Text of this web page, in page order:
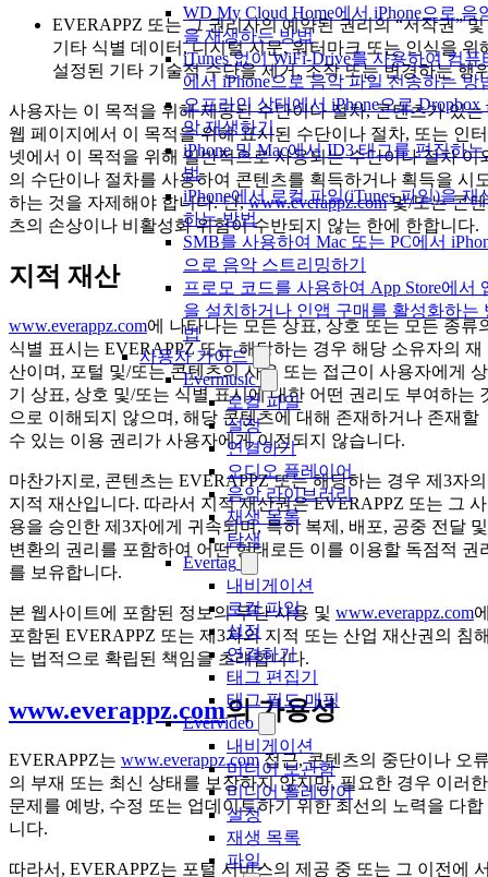
WD My Cloud Home에서 iPhone으로 음
을 재생하는 방법
iTunes 없이 WiFi-Drive를 사용하여 컴퓨
에서 iPhone으로 음악 파일 전송하는 방
오프라인 상태에서 iPhone으로 Dropbox
악 재생하기
iPhone 및 Mac에서 ID3 태그를 편집하
법
iPhone에서 로컬 파일(iTunes 파일)을 재
하는 방법
SMB를 사용하여 Mac 또는 PC에서
으로 음악 스트리밍하기
프로모 코드를 사용하여 App Store에서
을 설치하거나 인앱 구매를 활성화하는
법
사용자 가이드
Evermusic
로컬 파일
설정
연결하기
오디오 플레이어
음악 라이브러리
재생 목록
탐색
Evertag
내비게이션
로컬 파일
설정
연결하기
태그 편집기
태그 필드 매핑
Evervideo
내비게이션
미디어 보관함
미디어 플레이어
설정
재생 목록
파일
EVERAPPZ 또는 그 권리자의 예약된 권리의 “저작권” 및
기타 식별 데이터, 디지털 지문, 워터마크 또는 인식을 위
설정된 기타 기술적 수단을 제거, 조작 또는 변경하는 행
사용자는 이 목적을 위해 제공된 수단이나 절차, 콘텐츠가 있는
웹 페이지에서 이 목적을 위해 표시된 수단이나 절차, 또는 인터
넷에서 이 목적을 위해 일반적으로 사용되는 수단이나 절차 이
의 수단이나 절차를 사용하여 콘텐츠를 획득하거나 획득을 시
하는 것을 자제해야 합니다. 단,www.everappz.com및/또는 콘텐
츠의 손상이나 비활성화 위험이 수반되지 않는 한에 한합니다.
지적 재산
www.everappz.com에 나타나는 모든 상표, 상호 또는 모든 종류
식별 표시는 EVERAPPZ 또는 해당하는 경우 해당 소유자의 재
산이며, 포털 및/또는 콘텐츠의 사용 또는 접근이 사용자에게 상
기 상표, 상호 및/또는 식별 표시에 대한 어떤 권리도 부여하는
으로 이해되지 않으며, 해당 콘텐츠에 대해 존재하거나 존재할
수 있는 이용 권리가 사용자에게 이전되지 않습니다.
마찬가지로, 콘텐츠는 EVERAPPZ 또는 해당하는 경우 제3자의
지적 재산입니다. 따라서 지적 재산권은 EVERAPPZ 또는 그 사
용을 승인한 제3자에게 귀속되며, 특히 복제, 배포, 공중 전달 및
변환의 권리를 포함하여 어떤 형태로든 이를 이용할 독점적 권
를 보유합니다.
본 웹사이트에 포함된 정보의 무단 사용 및 www.everappz.com
포함된 EVERAPPZ 또는 제3자의 지적 또는 산업 재산권의 침
는 법적으로 확립된 책임을 초래합니다.
www.everappz.com의 가용성
EVERAPPZ는 www.everappz.com접근, 콘텐츠의 중단이나 오
의 부재 또는 최신 상태를 보장하지 않지만, 필요한 경우 이러한
문제를 예방, 수정 또는 업데이트하기 위한 최선의 노력을 다합
니다.
따라서, EVERAPPZ는 포털 서비스의 제공 중 또는 그 이전에